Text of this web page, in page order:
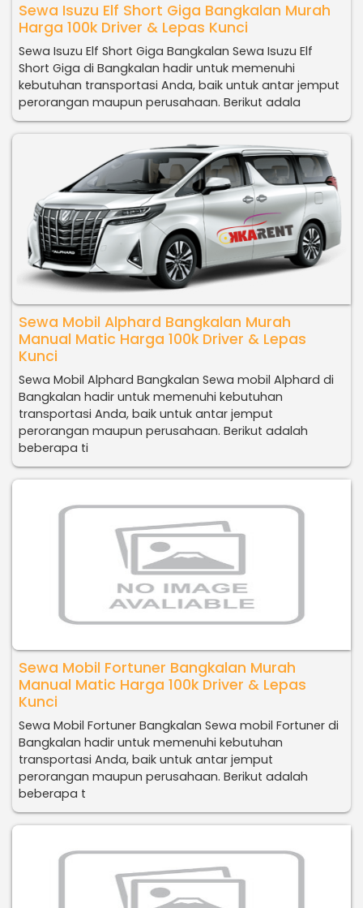
Sewa Isuzu Elf Short Giga Bangkalan Murah
Harga 100k Driver & Lepas Kunci
Sewa Isuzu Elf Short Giga Bangkalan Sewa Isuzu Elf
Short Giga di Bangkalan hadir untuk memenuhi
kebutuhan transportasi Anda, baik untuk antar jemput
perorangan maupun perusahaan. Berikut adala
Sewa Mobil Alphard Bangkalan Murah
Manual Matic Harga 100k Driver & Lepas
Kunci
Sewa Mobil Alphard Bangkalan Sewa mobil Alphard di
Bangkalan hadir untuk memenuhi kebutuhan
transportasi Anda, baik untuk antar jemput
perorangan maupun perusahaan. Berikut adalah
beberapa ti
Sewa Mobil Fortuner Bangkalan Murah
Manual Matic Harga 100k Driver & Lepas
Kunci
Sewa Mobil Fortuner Bangkalan Sewa mobil Fortuner di
Bangkalan hadir untuk memenuhi kebutuhan
transportasi Anda, baik untuk antar jemput
perorangan maupun perusahaan. Berikut adalah
beberapa t